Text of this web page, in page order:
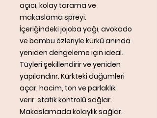
açıcı, kolay tarama ve
makaslama spreyi.
İçeriğindeki jojoba yağı, avokado
ve bambu özleriyle kürkü anında
yeniden dengeleme için ideal.
Tüyleri şekillendirir ve yeniden
yapılandırır. Kürkteki düğümleri
açar, hacim, ton ve parlaklık
verir. statik kontrolü sağlar.
Makaslamada kolaylık sağlar.